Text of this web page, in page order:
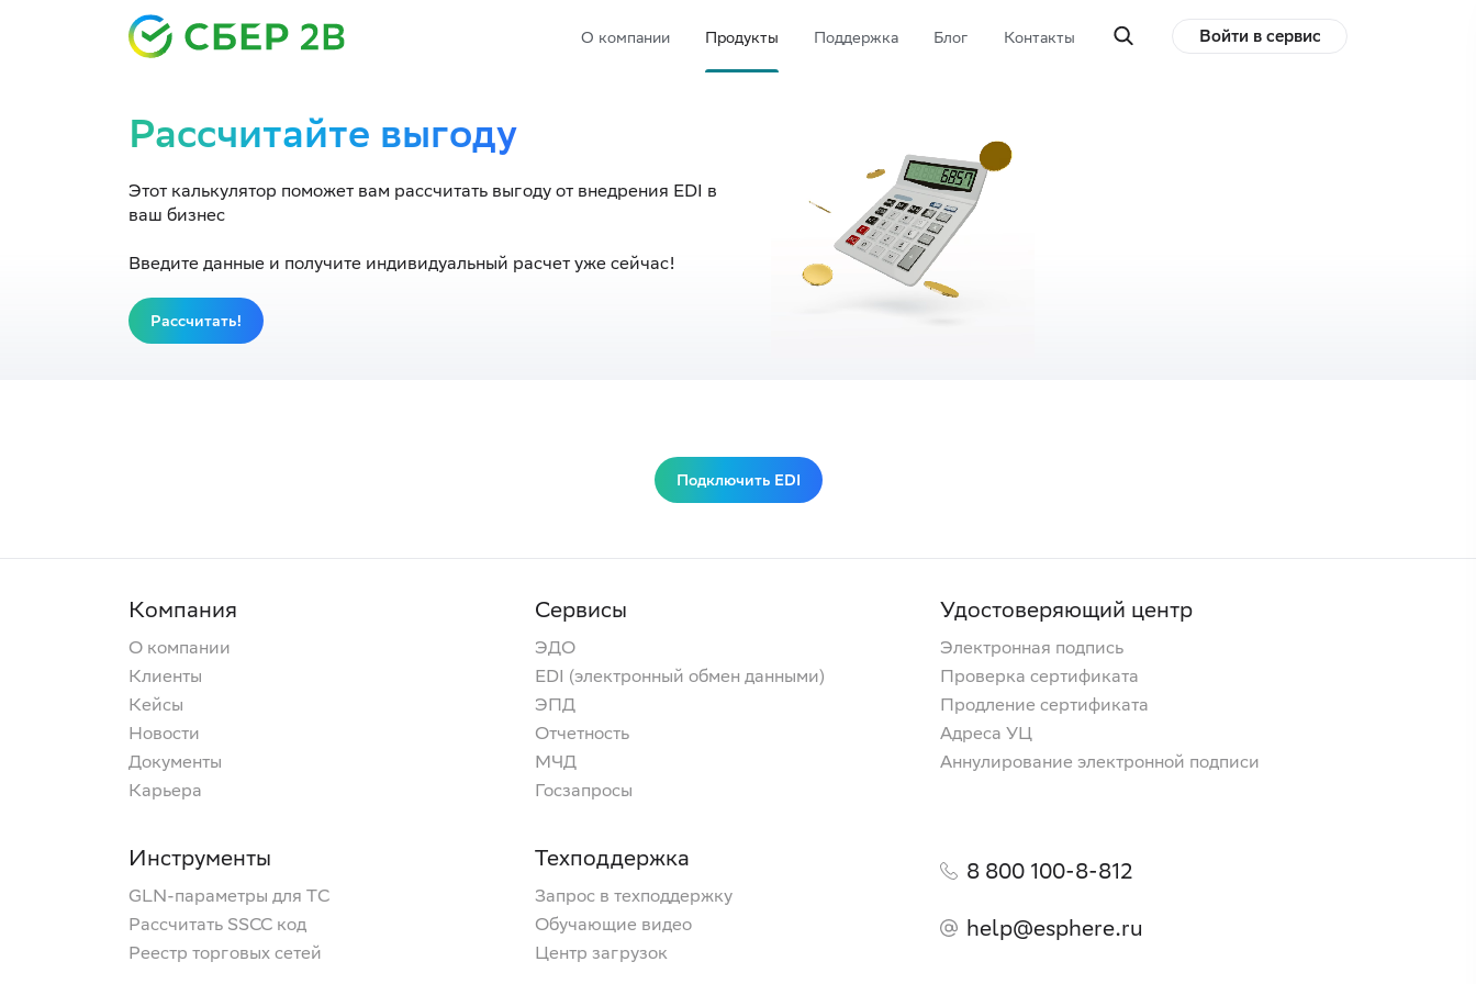
О компании Продукты Поддержка Блог Контакты Войти в сервис
Рассчитайте выгоду
Этот калькулятор поможет вам рассчитать выгоду от внедрения EDI в
ваш бизнес
Введите данные и получите индивидуальный расчет уже сейчас!
Рассчитать!
Подключить EDI
Компания
О компании
Клиенты
Кейсы
Новости
Документы
Карьера
Сервисы
ЭДО
EDI (электронный обмен данными)
ЭПД
Отчетность
МЧД
Госзапросы
Удостоверяющий центр
Электронная подпись
Проверка сертификата
Продление сертификата
Адреса УЦ
Аннулирование электронной подписи
Инструменты
GLN-параметры для ТС
Рассчитать SSCC код
Реестр торговых сетей
Техподдержка
Запрос в техподдержку
Обучающие видео
Центр загрузок
8 800 100-8-812
help@esphere.ru